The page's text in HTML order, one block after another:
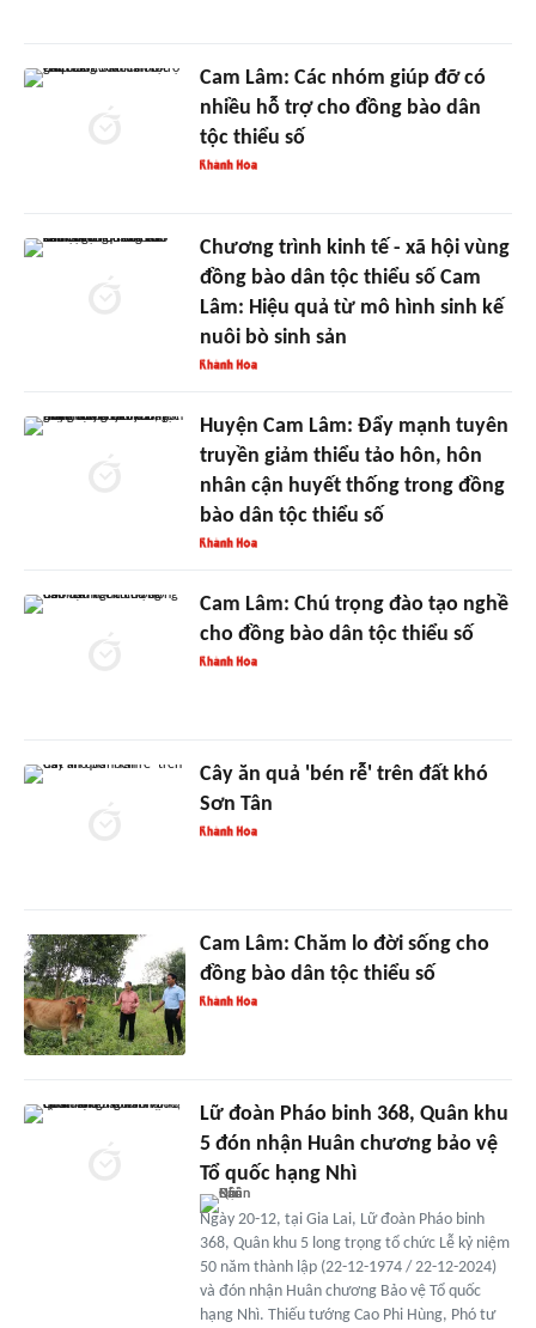
Cam Lâm: Các nhóm giúp đỡ có
nhiều hỗ trợ cho đồng bào dân
tộc thiểu số
Chương trình kinh tế - xã hội vùng
đồng bào dân tộc thiểu số Cam
Lâm: Hiệu quả từ mô hình sinh kế
nuôi bò sinh sản
Huyện Cam Lâm: Đẩy mạnh tuyên
truyền giảm thiểu tảo hôn, hôn
nhân cận huyết thống trong đồng
bào dân tộc thiểu số
Cam Lâm: Chú trọng đào tạo nghề
cho đồng bào dân tộc thiểu số
Cây ăn quả 'bén rễ' trên đất khó
Sơn Tân
Cam Lâm: Chăm lo đời sống cho
đồng bào dân tộc thiểu số
Lữ đoàn Pháo binh 368, Quân khu
5 đón nhận Huân chương bảo vệ
Tổ quốc hạng Nhì
Ngày 20-12, tại Gia Lai, Lữ đoàn Pháo binh
368, Quân khu 5 long trọng tổ chức Lễ kỷ niệm
50 năm thành lập (22-12-1974 / 22-12-2024)
và đón nhận Huân chương Bảo vệ Tổ quốc
hạng Nhì. Thiếu tướng Cao Phi Hùng, Phó tư